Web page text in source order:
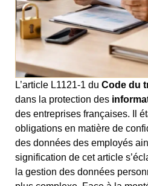
L’article L1121-1 du Code du
dans la protection des
des entreprises françaises. Il
obligations en matière de
des données des employés
signification de cet article
la gestion des données